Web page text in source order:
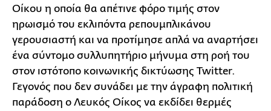
Οίκου η οποία θα απέτινε φόρο τιμής στον
ηρωισμό του εκλιπόντα ρεπουμπλικάνου
γερουσιαστή και να προτίμησε απλά να αναρτήσει
ένα σύντομο συλλυπητήριο μήνυμα στη ροή του
στον ιστότοπο κοινωνικής δικτύωσης Twitter.
Γεγονός που δεν συνάδει με την άγραφη πολιτική
παράδοση ο Λευκός Οίκος να εκδίδει θερμές